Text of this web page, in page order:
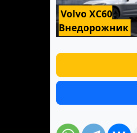
Volvo XC60
Внедорожник